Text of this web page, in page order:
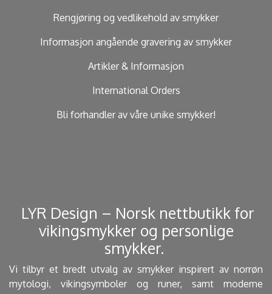
Rengjøring og vedlikehold av smykker
Informasjon angående gravering av smykker
Artikler & Informasjon
International Orders
Bli forhandler av våre unike smykker!
​ LYR Design – Norsk nettbutikk for
vikingsmykker og personlige
smykker. ​
Vi tilbyr et bredt utvalg av smykker inspirert av norrøn
mytologi, vikingsymboler og runer, samt moderne